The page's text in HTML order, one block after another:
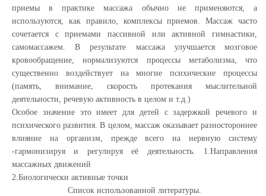
приемы в практике массажа обычно не применяются, а
используются, как правило, комплексы приемов. Массаж часто
сочетается с приемами пассивной или активной гимнастики,
самомассажем. В результате массажа улучшается мозговое
кровообращение, нормализуются процессы метаболизма, что
существенно воздействует на многие психические процессы
(память, внимание, скорость протекания мыслительной
деятельности, речевую активность в целом и т.д.)
Особое значение это имеет для детей с задержкой речевого и
психического развития. В целом, массаж оказывает разностороннее
влияние на организм, прежде всего на нервную систему
-гармонизируя и регулируя её деятельность. 1.Направления
массажных движений
2.Биологически активные точки
Список использованной литературы.